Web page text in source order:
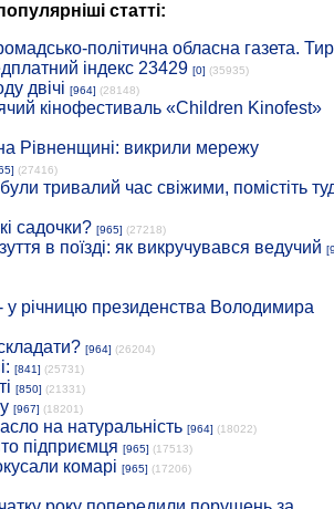
статті:
політична обласна газета.
індекс 23429 [0] (35935)
двічі [964] (28148)
кінофестиваль «Children Kinofest»
Рівненщині: викрили мережу
(27416)
тривалий час свіжими, помістіть
садочки? [965] (27218)
в поїзді: як викручувався ведучий
у річницю президенства Володимира
[964] (26204)
[841] (25731)
[850] (21331)
[967] (18201)
на натуральність [964] (18022)
підприємця [965] (17513)
комарі [965] (17206)